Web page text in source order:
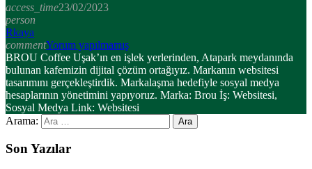
access_time23/02/2023
person
Rkaya
commentYorum yapılmamış
BROU Coffee Uşak’ın en işlek yerlerinden, Atapark meydanında
bulunan kafemizin dijital çözüm ortağıyız. Markanın websitesi
tasarımını gerçekleştirdik. Markalaşma hedefiyle sosyal medya
hesaplarının yönetimini yapıyoruz. Marka: Brou İş: Websitesi,
Sosyal Medya Link: Websitesi
Arama:
Son Yazılar